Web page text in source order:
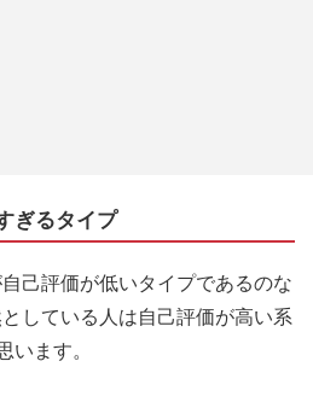
ぎるタイプ
己評価が低いタイプであるのな
している人は自己評価が高い系
います。